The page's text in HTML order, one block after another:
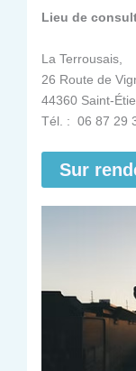
Lieu de
La Terrousais,
26 Route de
44360 Saint-
Tél. : 06 87 29
Sur